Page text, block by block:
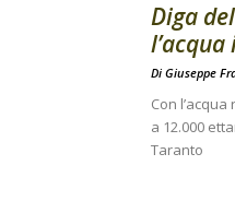
Diga
Di Giuseppe
Con
a 12.000
Taranto